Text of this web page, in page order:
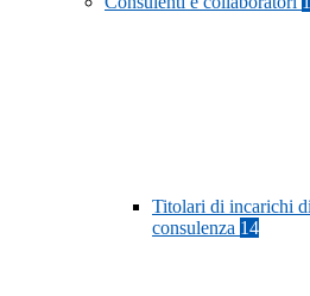
Titolari di incarichi
consulenza 14